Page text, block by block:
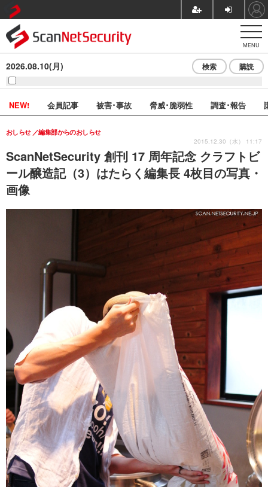
MENU
2026.08.10(月) 検索 購読
NEW! 会員記事 被害･事故 脅威･脆弱性 調査･報告
ScanNetSecurity 創刊 17 周年記念 クラフトビ
ール醸造記（3）はたらく編集長 4枚目の写真・
画像
おしらせ 編集部からのおしらせ
2015.12.30（水） 11:17